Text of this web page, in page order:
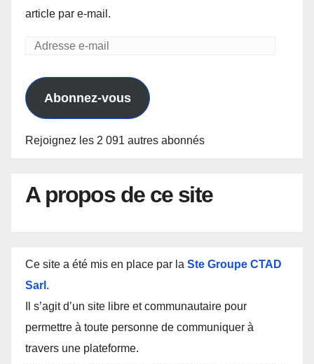
article par e-mail.
Adresse
mail
Abonnez-vous
Rejoignez les 2 091 autres abonnés
A propos de ce site
Ce site a été mis en place par la Ste Groupe CTAD
Sarl .
Il s’agit d’un site libre et communautaire pour
permettre à toute personne de communiquer à
travers une plateforme.